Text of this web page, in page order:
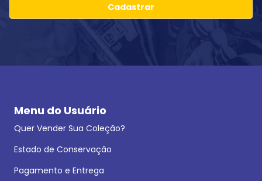
Cadastrar
Menu do Usuário
Quer Vender Sua Coleção?
Estado de Conservação
Pagamento e Entrega